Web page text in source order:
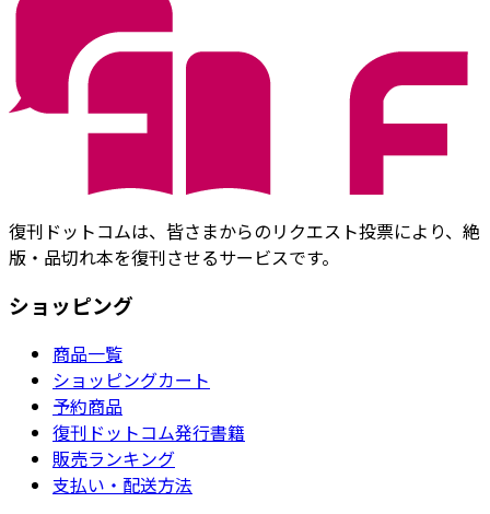
復刊ドットコムは、皆さまからのリクエスト投票により、絶
版・品切れ本を復刊させるサービスです。
ショッピング
商品一覧
ショッピングカート
予約商品
復刊ドットコム発行書籍
販売ランキング
支払い・配送方法